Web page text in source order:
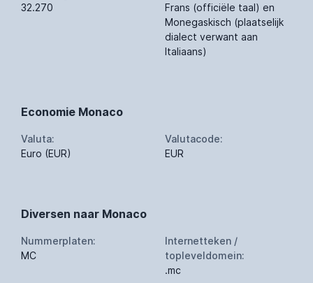
32.270
Frans (officiële taal) en
Monegaskisch (plaatselijk
dialect verwant aan
Italiaans)
Economie Monaco
Valuta:
Euro (EUR)
Valutacode:
EUR
Diversen naar Monaco
Nummerplaten:
MC
Internetteken /
topleveldomein:
.mc